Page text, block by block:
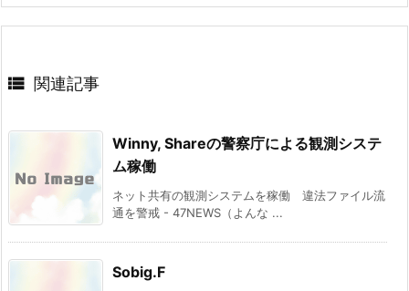
 関連記事
Winny, Shareの警察庁による観測システ
ム稼働
ネット共有の観測システムを稼働 違法ファイル流
通を警戒 - 47NEWS（よんな ...
Sobig.F